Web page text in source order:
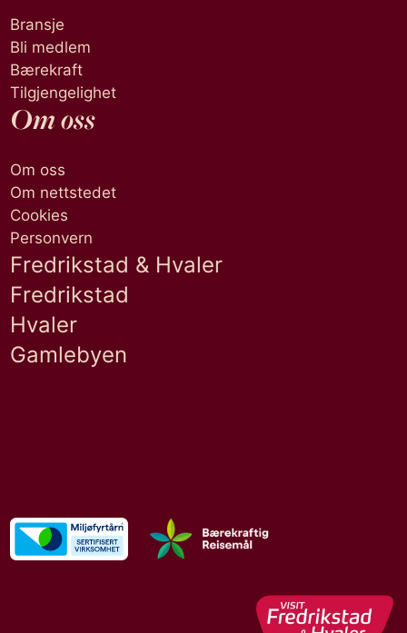
Bransje
Bli medlem
Bærekraft
Tilgjengelighet
Om oss
Om oss
Om nettstedet
Cookies
Personvern
Fredrikstad & Hvaler
Fredrikstad
Hvaler
Gamlebyen